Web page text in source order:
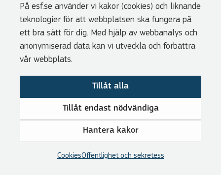
På esf.se använder vi kakor (cookies) och liknande
teknologier för att webbplatsen ska fungera på
ett bra sätt för dig. Med hjälp av webbanalys och
anonymiserad data kan vi utveckla och förbättra
vår webbplats.
Tillåt alla
Tillåt endast nödvändiga
Hantera kakor
CookiesOffentlighet och sekretess
Nyhetsbrev
Genvägar
Webbshoppen
Visselblåsarfunktion